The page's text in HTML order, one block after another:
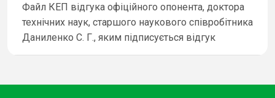
Файл КЕП відгука офіційного опонента, доктора
технічних наук, старшого наукового співробітника
Даниленко С. Г., яким підписується відгук